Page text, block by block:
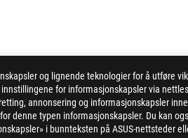
og lignende teknologier for å utføre
for informasjonskapsler via
annonsering og informasjonskapsler
denne typen informasjonskapsler. Du kan
i bunnteksten på ASUS-nettsteder
G16 (2025) G614 GALLERY